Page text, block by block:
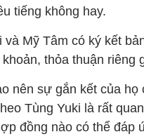
tiếng không hay.
và Mỹ Tâm có ký kết
thỏa thuận riêng
nên sự gắn kết của họ
Tùng Yuki là rất
đồng nào có thể đáp